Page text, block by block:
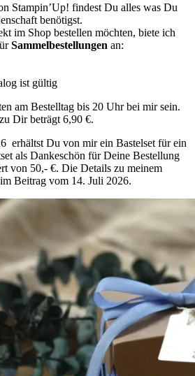
Stampin’Up! findest Du alles was Du
benötigst.
im Shop bestellen möchten, biete ich
Sammelbestellungen an:
ist gültig
am Bestelltag bis 20 Uhr bei mir sein.
Dir beträgt 6,90 €.
erhältst Du von mir ein Bastelset für ein
als Dankeschön für Deine Bestellung
von 50,- €. Die Details zu meinem
Beitrag vom 14. Juli 2026.